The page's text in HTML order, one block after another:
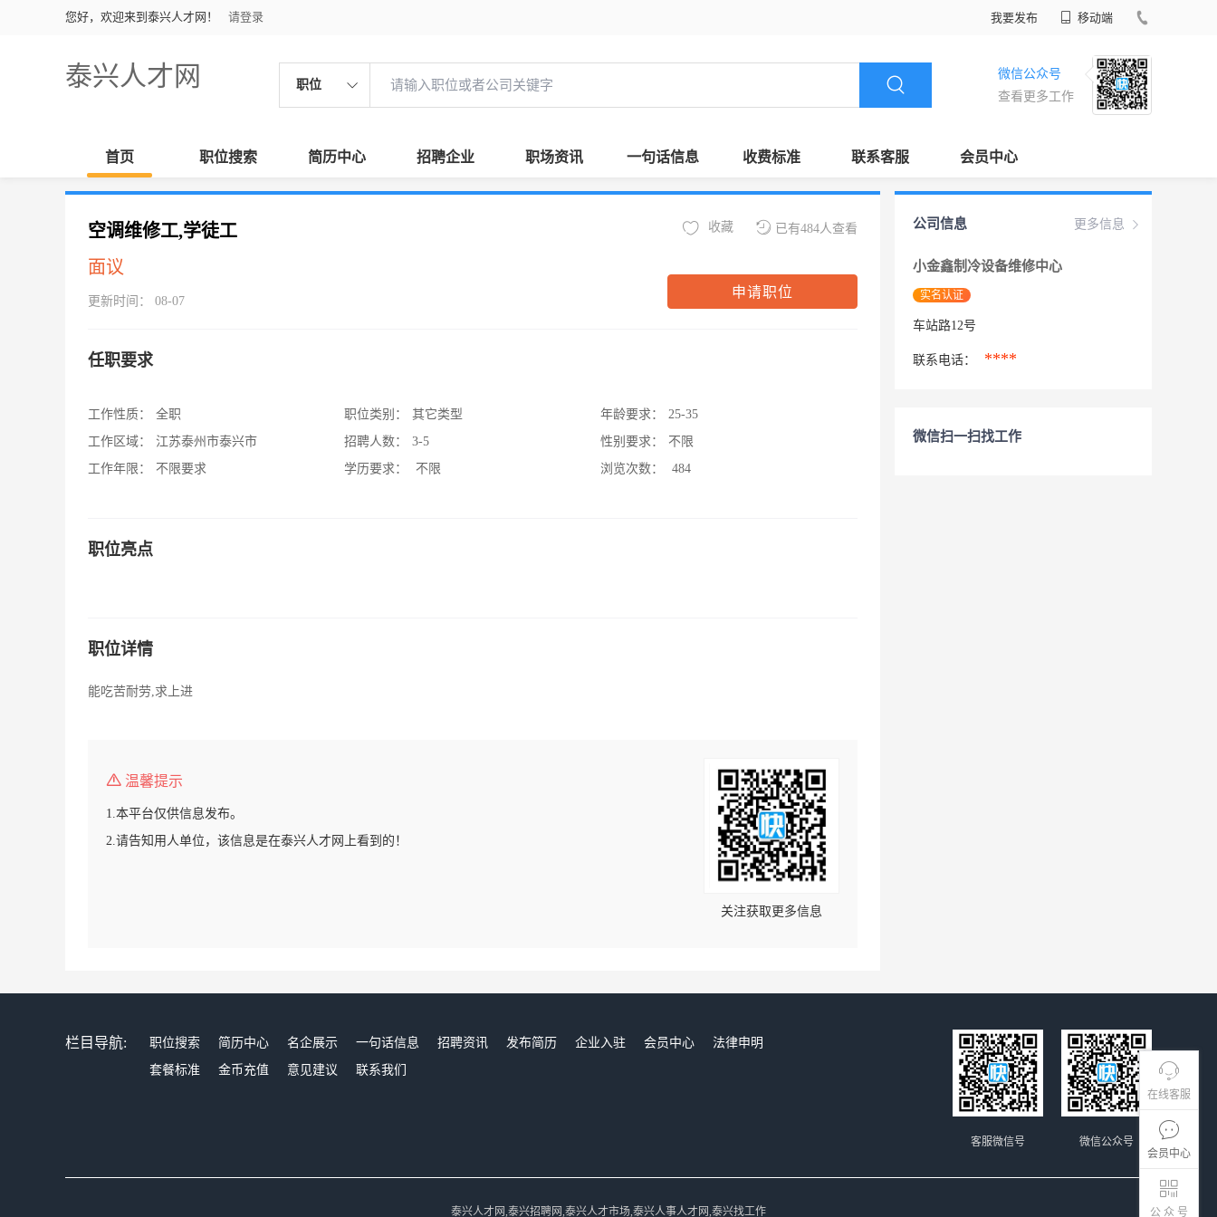
您好，欢迎来到泰兴人才网！ 请登录 我要发布 移动端
泰兴人才网 职位
微信公众号
查看更多工作
首页 职位搜索 简历中心 招聘企业 职场资讯 一句话信息 收费标准 联系客服 会员中心
在线客服
会员中心
公 众 号
空调维修工,学徒工
面议
更新时间： 08-07
已有484人查看
收藏
申请职位
任职要求
工作性质：
全职
工作区域：
江苏泰州市泰兴市
工作年限：
不限要求
职位类别：
其它类型
招聘人数：
3-5
学历要求：
不限
年龄要求：
25-35
性别要求：
不限
浏览次数：
484
职位亮点
职位详情
能吃苦耐劳,求上进
温馨提示
1.本平台仅供信息发布。
2.请告知用人单位，该信息是在泰兴人才网上看到的！
关注获取更多信息
更多信息
公司信息
小金鑫制冷设备维修中心
实名认证
车站路12号
联系电话： ****
微信扫一扫找工作
栏目导航: 职位搜索 简历中心 名企展示 一句话信息 招聘资讯 发布简历 企业入驻 会员中心
法律申明
套餐标准
金币充值 意见建议 联系我们
微信公众号
客服微信号
泰兴人才网,泰兴招聘网,泰兴人才市场,泰兴人事人才网,泰兴找工作